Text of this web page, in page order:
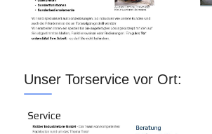
Unser Torservice vor Ort: